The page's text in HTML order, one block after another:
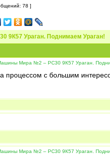
78 ]
Ураган. Поднимаем Ураган!
Мира №2 – РС30 9К57 Ураган.
процессом с большим
Мира №2 – РС30 9К57 Ураган.